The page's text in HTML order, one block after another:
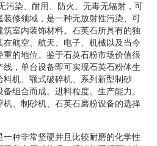
污染、耐用、防火、无毒无辐射，可
装修领域，是一种无放射性污染、可
室内装饰材料。石英石所具有的独
航空、航天、电子、机械以及当今
的地位。鉴于石英石粉市场价值很
，单台设备即可实现石英石粉体生
机、颚式破碎机、系列新型制砂
组合而成。进料粒度。生产能力。
、制砂机、石英石磨粉设备的选择
种非常坚硬并且比较耐磨的化学性